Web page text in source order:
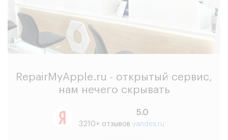
RepairMyApple.ru - открытый сервис,
нам нечего скрывать
5.0
3210+ отзывов yandex.ru